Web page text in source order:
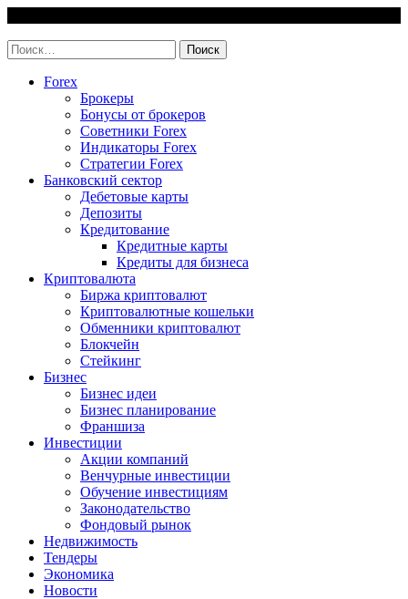
content
Найти:
Forex
Брокеры
Бонусы от брокеров
Советники Forex
Индикаторы Forex
Стратегии Forex
Банковский сектор
Дебетовые карты
Депозиты
Кредитование
Кредитные карты
Кредиты для бизнеса
Криптовалюта
Биржа криптовалют
Криптовалютные кошельки
Обменники криптовалют
Блокчейн
Стейкинг
Бизнес
Бизнес идеи
Бизнес планирование
Франшиза
Инвестиции
Акции компаний
Венчурные инвестиции
Обучение инвестициям
Законодательство
Фондовый рынок
Недвижимость
Тендеры
Экономика
Новости